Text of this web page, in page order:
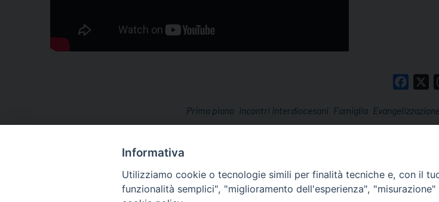
Famiglia
Incontri interdiocesani
Primo piano
Informativa
Utilizziamo cookie o tecnologie simili per finalità tecniche e, con il
funzionalità semplici", "miglioramento dell'esperienza",